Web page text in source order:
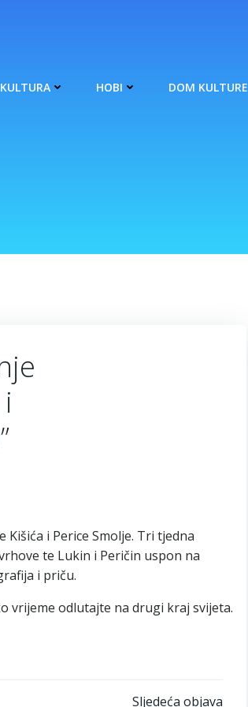
KULTURA HOBI DOM KULTURE
i Perice Smolje. Tri tjedna
te Lukin i Peričin uspon na
i priču.
vrijeme odlutajte na drugi kraj svijeta.
Sljedeća objava